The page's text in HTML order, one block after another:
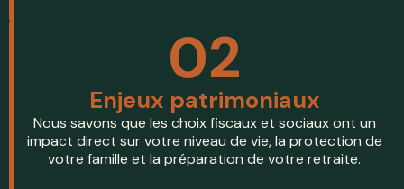
02
Enjeux patrimoniaux
Nous savons que les choix fiscaux et sociaux ont un
impact direct sur votre niveau de vie, la protection de
votre famille et la préparation de votre retraite.